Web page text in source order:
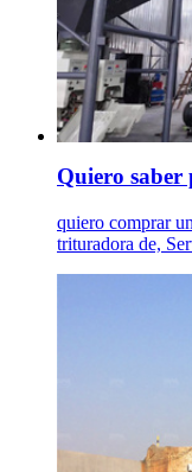
Quiero saber
quiero comprar
trituradora de,